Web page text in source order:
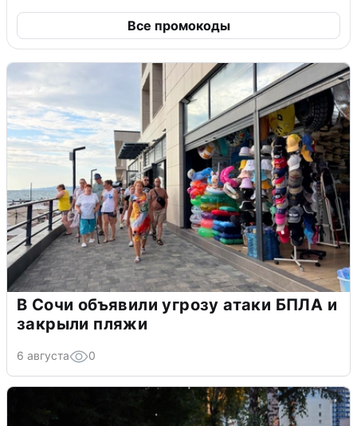
Все промокоды
В Сочи объявили угрозу атаки БПЛА и
закрыли пляжи
6 августа 0